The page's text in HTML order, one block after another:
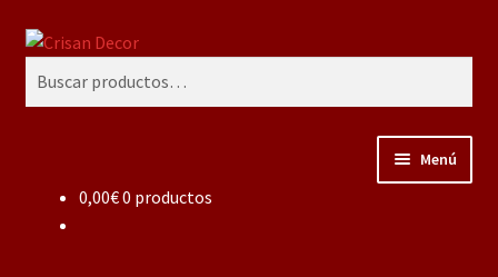
Ir
Ir
contenido
Buscar
Menú
Regalos infantiles, vajillas y canastillas bebé
0,00€0 productos